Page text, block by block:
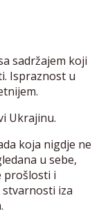
sadržajem koji
Ispraznost u
Ukrajinu.
koja nigdje ne
u sebe,
prošlosti i
stvarnosti iza